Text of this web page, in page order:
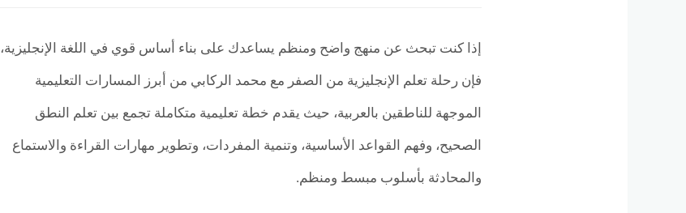
إذا كنت تبحث عن منهج واضح ومنظم يساعدك على بناء أساس قوي في اللغة الإنجليزية،
فإن رحلة تعلم الإنجليزية من الصفر مع محمد الركابي من أبرز المسارات التعليمية
الموجهة للناطقين بالعربية، حيث يقدم خطة تعليمية متكاملة تجمع بين تعلم النطق
الصحيح، وفهم القواعد الأساسية، وتنمية المفردات، وتطوير مهارات القراءة والاستماع
والمحادثة بأسلوب مبسط ومنظم.